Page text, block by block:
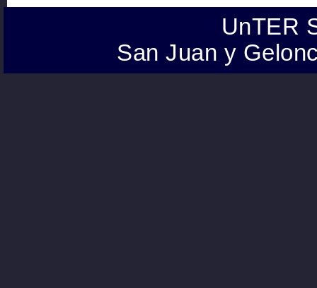
UnTER
San Juan y